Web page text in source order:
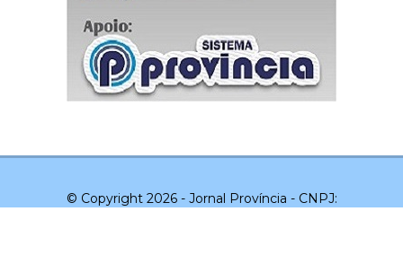
© Copyright 2026 - Jornal Província - CNPJ: